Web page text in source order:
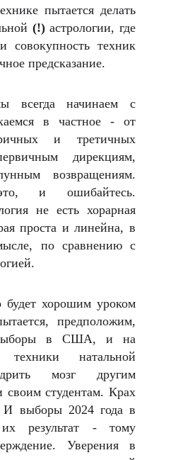
пытается делать
(!)астрологии, где
совокупность техник
предсказание.
всегда начинаем с
в частное - от
и третичных
дирекциям,
возвращениям.
и ошибайтесь.
не есть хорарная
проста и линейна, в
по сравнению с
хорошим уроком
предположим,
выборы в США, и на
натальной
мозг другим
своим студентам. Крах
И выборы 2024 года в
результат - тому
Уверения в